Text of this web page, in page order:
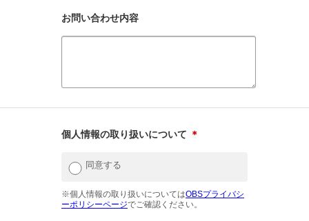
お問い合わせ内容
個人情報の取り扱いについて ＊
同意する
※個人情報の取り扱いについてはOBSプライバシ
ーポリシーページでご確認ください。